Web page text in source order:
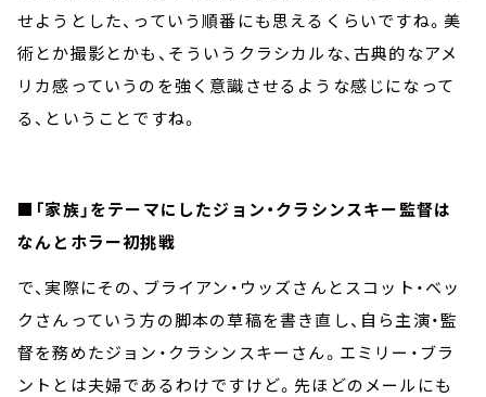
せようとした、っていう順番にも思えるくらいですね。美
術とか撮影とかも、そういうクラシカルな、古典的なアメ
リカ感っていうのを強く意識させるような感じになって
る、ということですね。
■「家族」をテーマにしたジョン・クラシンスキー監督は
なんとホラー初挑戦
で、実際にその、ブライアン・ウッズさんとスコット・ベッ
クさんっていう方の脚本の草稿を書き直し、自ら主演・監
督を務めたジョン・クラシンスキーさん。エミリー・ブラ
ントとは夫婦であるわけですけど。先ほどのメールにも